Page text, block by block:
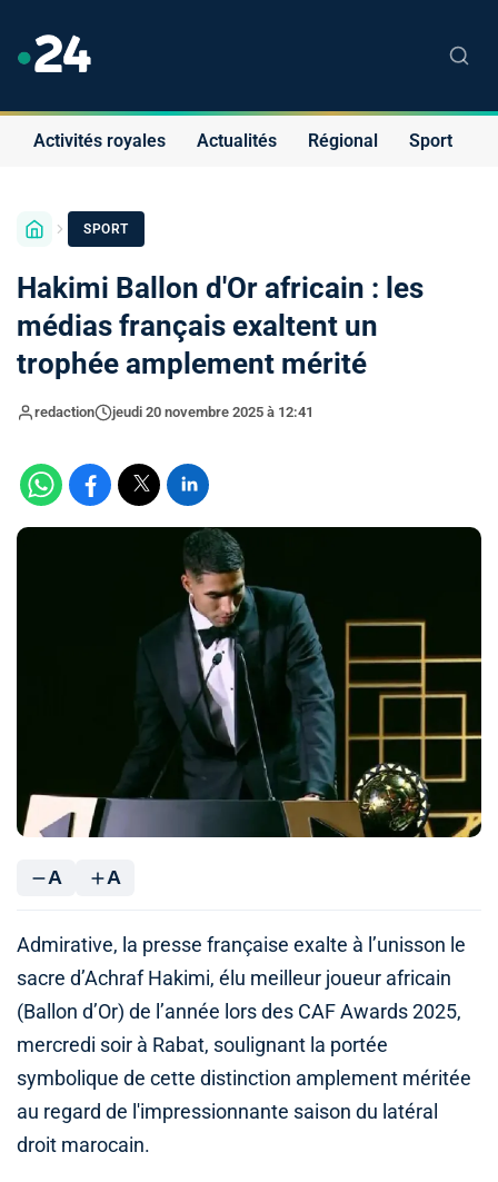
Activités royales Actualités Régional Sport
SPORT
Hakimi Ballon d'Or africain : les
médias français exaltent un
trophée amplement mérité
redaction jeudi 20 novembre 2025 à 12:41
A A
Admirative, la presse française exalte à l’unisson le
sacre d’Achraf Hakimi, élu meilleur joueur africain
(Ballon d’Or) de l’année lors des CAF Awards 2025,
mercredi soir à Rabat, soulignant la portée
symbolique de cette distinction amplement méritée
au regard de l'impressionnante saison du latéral
droit marocain.